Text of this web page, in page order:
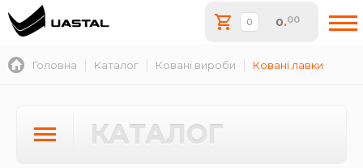
0.00
Головна Каталог Ковані вироби Ковані лавки
КАТАЛОГ